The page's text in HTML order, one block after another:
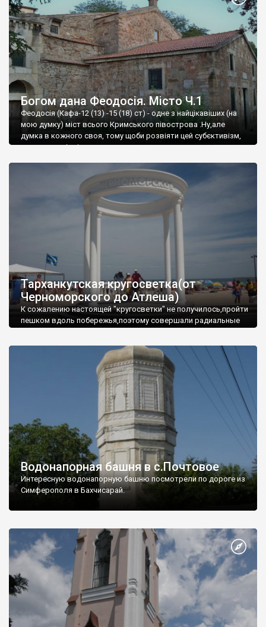
Богом дана Феодосія. Місто Ч.1
Феодосія (Кафа-12 (13) -15 (18) ст) - одне з найцікавіших (на
мою думку) міст всього Кримського півострова .Ну,але
думка в кожного своя, тому щоби розвіяти цей субєктивізм,
запрошую відвідати це
Тарханкутская кругосветка(от
Черноморского до Атлеша)
К сожалению настоящей "кругосветки" не получилось,пройти
пешком вдоль побережья,поэтому совершали радиальные
Водонапорная башня в с.Почтовое
Интересную водонапорную башню посмотрели по дороге из
Симферополя в Бахчисарай.